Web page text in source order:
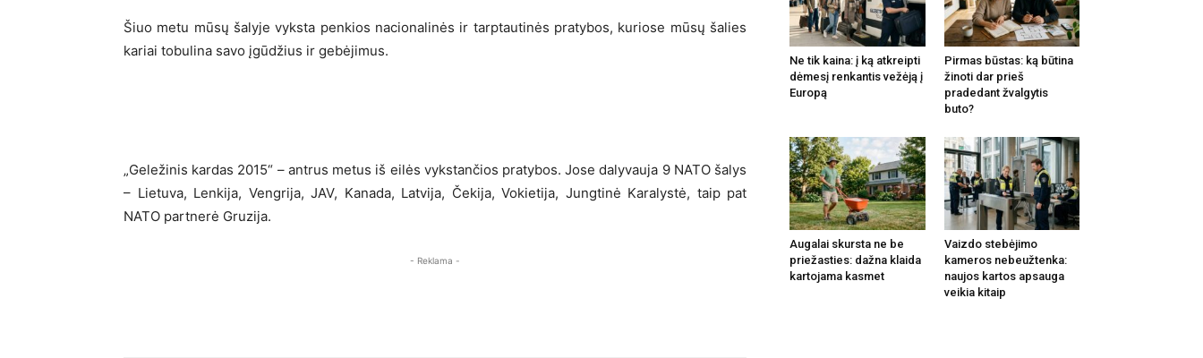
Šiuo metu mūsų šalyje vyksta penkios nacionalinės ir tarptautinės pratybos, kuriose mūsų šalies
kariai tobulina savo įgūdžius ir gebėjimus.
„Geležinis kardas 2015“ – antrus metus iš eilės vykstančios pratybos. Jose dalyvauja 9 NATO šalys
– Lietuva, Lenkija, Vengrija, JAV, Kanada, Latvija, Čekija, Vokietija, Jungtinė Karalystė, taip pat
NATO partnerė Gruzija.
- Reklama -
Ne tik kaina: į ką atkreipti
dėmesį renkantis vežėją į
Europą
Pirmas būstas: ką būtina
žinoti dar prieš
pradedant žvalgytis
buto?
Augalai skursta ne be
priežasties: dažna klaida
kartojama kasmet
Vaizdo stebėjimo
kameros nebeužtenka:
naujos kartos apsauga
veikia kitaip